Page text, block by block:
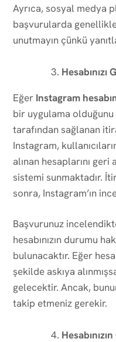
Ayrıca, sosyal medya
başvurularda
unutmayın çünkü
Hesabınızı
Eğer Instagram
bir uygulama olduğunu
tarafından sağlanan
Instagram,
alınan hesaplarını
sistemi sunmaktadır.
sonra, Instagram’ın
Başvurunuz
hesabınızın durumu
bulunacaktır. Eğer
şekilde askıya
gelecektir. Ancak,
takip etmeniz gerekir.